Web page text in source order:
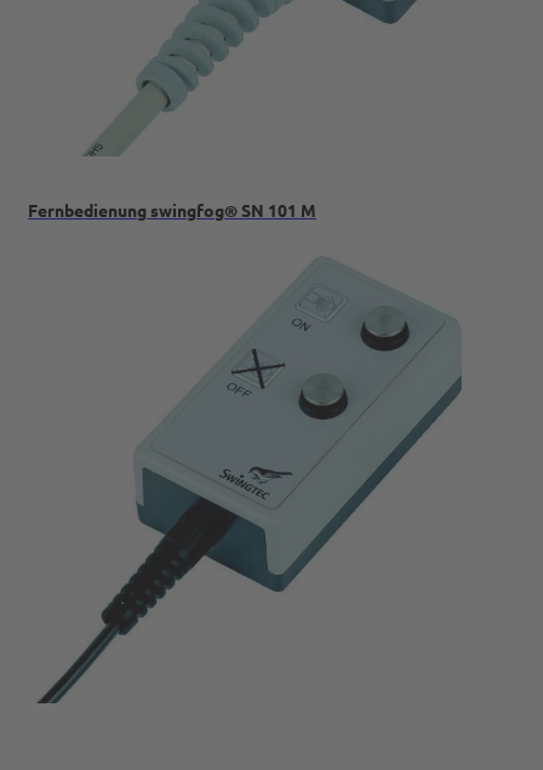
Fernbedienung swingfog® SN 101 M